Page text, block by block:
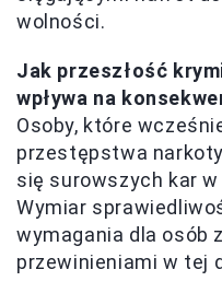
wolności.
Jak przeszłość
wpływa na
Osoby, które
przestępstwa
się surowszych kar
Wymiar
wymagania dla osób
przewinieniami w tej